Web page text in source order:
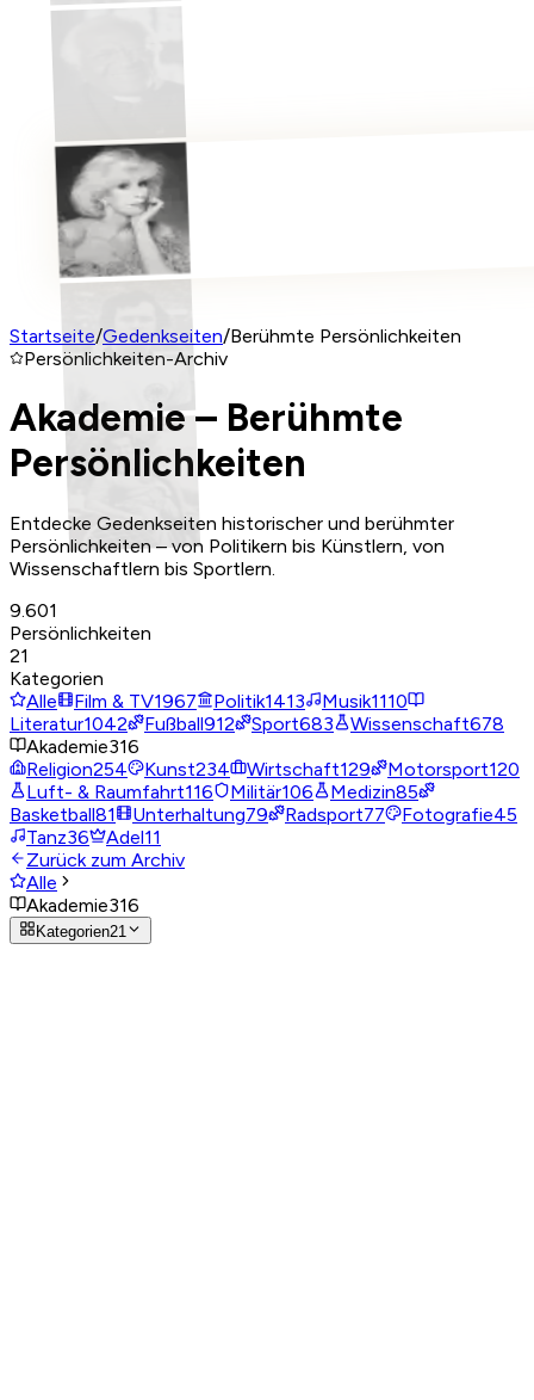
Startseite/Gedenkseiten/Berühmte Persönlichkeiten
Persönlichkeiten-Archiv
Akademie – Berühmte
Persönlichkeiten
Entdecke Gedenkseiten historischer und berühmter
Persönlichkeiten – von Politikern bis Künstlern, von
Wissenschaftlern bis Sportlern.
9.601
Persönlichkeiten
21
Kategorien
Alle
Film & TV1967 Politik1413 Musik1110
Literatur1042 Fußball912 Sport683 Wissenschaft678
Akademie316
Religion254 Kunst234 Wirtschaft129 Motorsport120
Luft- & Raumfahrt116 Militär106 Medizin85
Basketball81 Unterhaltung79 Radsport77 Fotografie45
Tanz36 Adel11
Zurück zum Archiv
Alle
Akademie316
Kategorien21